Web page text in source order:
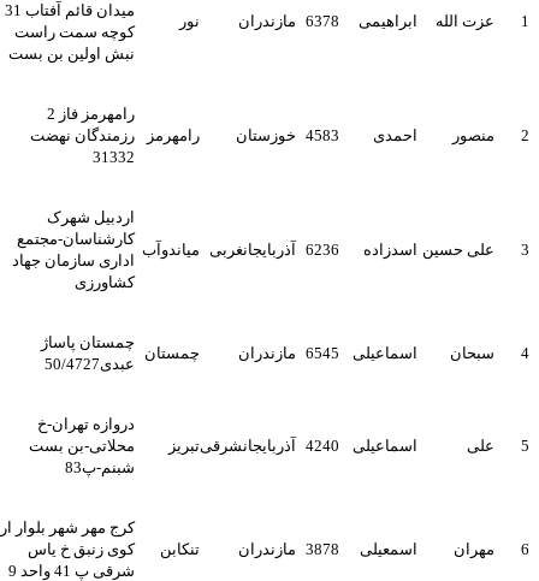
عزت الله ابراهیمی 6378 مازندران نور
میدان قائم آفتاب 31
کوچه سمت راست
نبش اولین بن بست
منصور احمدی 4583 خوزستان رامهرمز
رامهرمز فاز 2
رزمندگان نهضت
31332
علی حسین اسدزاده 6236 آذربایجانغربی میاندوآب
اردبیل شهرک
کارشناسان-مجتمع
اداری سازمان جهاد
کشاورزی
سبحان اسماعیلی 6545 مازندران چمستان
چمستان پاساژ
عبدی50/4727
علی اسماعیلی 4240 آذربایجانشرقیتبریز
دروازه تهران-خ
محلاتی-بن بست
شبنم-پ83
مهران اسمعیلی 3878 مازندران تنکابن
کرج مهر شهر بلوار ارم
کوی زنبق خ یاس
شرقی پ 41 واحد 9